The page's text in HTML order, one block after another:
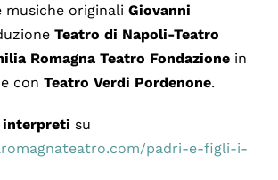
musiche originali Giovanni
Teatro di Napoli-Teatro
Romagna Teatro Fondazionein
con Teatro Verdi Pordenone.
su
padri-e-figli-i-